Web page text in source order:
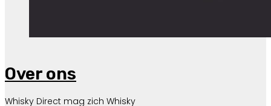
Over ons
Whisky Direct mag zich Whisky